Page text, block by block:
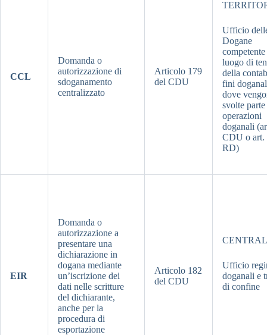
CCL
Domanda o
autorizzazione di
sdoganamento
centralizzato
Articolo 179
del CDU
Ufficio
Dogane
luogo di
della
fini
dove
svolte
operazioni
doganali
CDU o art.
RD)
EIR
Domanda o
autorizzazione a
presentare una
dichiarazione in
dogana mediante
un’iscrizione dei
dati nelle scritture
del dichiarante,
anche per la
procedura di
esportazione
Articolo 182
del CDU
Ufficio
doganali e
di confine